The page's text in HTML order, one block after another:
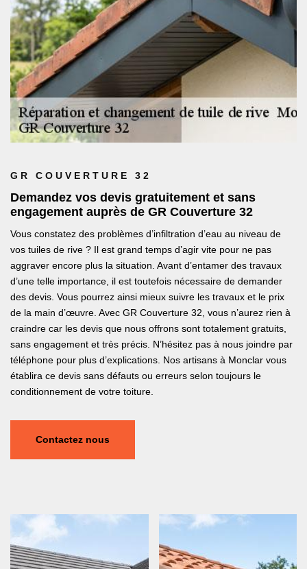
GR COUVERTURE 32
Demandez vos devis gratuitement et sans
engagement auprès de GR Couverture 32
Vous constatez des problèmes d’infiltration d’eau au niveau de
vos tuiles de rive ? Il est grand temps d’agir vite pour ne pas
aggraver encore plus la situation. Avant d’entamer des travaux
d’une telle importance, il est toutefois nécessaire de demander
des devis. Vous pourrez ainsi mieux suivre les travaux et le prix
de la main d’œuvre. Avec GR Couverture 32, vous n’aurez rien à
craindre car les devis que nous offrons sont totalement gratuits,
sans engagement et très précis. N’hésitez pas à nous joindre par
téléphone pour plus d’explications. Nos artisans à Monclar vous
établira ce devis sans défauts ou erreurs selon toujours le
conditionnement de votre toiture.
Contactez nous